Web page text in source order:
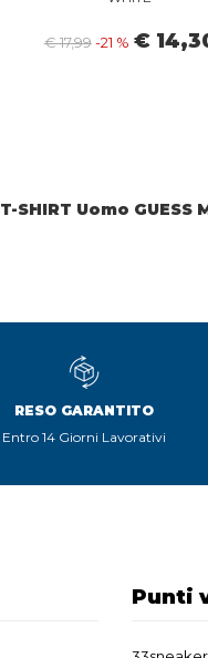
€ 17,99-21 % €
T-SHIRT Uomo GUESS
RESO GARANTITO
Entro 14 Giorni Lavorativi
Punti